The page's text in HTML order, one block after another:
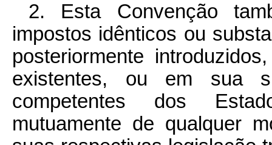
2. Esta Convenção
impostos idênticos ou
posteriormente
existentes, ou em sua
competentes dos
mutuamente de qualquer